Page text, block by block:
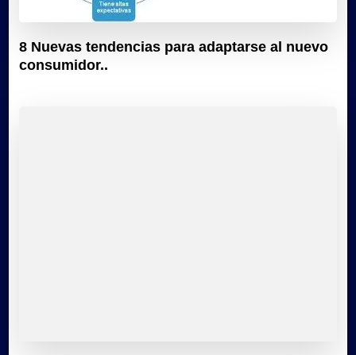
8 Nuevas tendencias para adaptarse al nuevo
consumidor..